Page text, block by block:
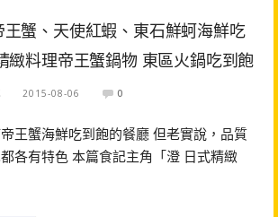
王蟹、天使紅蝦、東石鮮蚵海鮮吃
緻料理帝王蟹鍋物 東區火鍋吃到飽
2015-08-06 0
王蟹海鮮吃到飽的餐廳 但老實說，品質
各有特色 本篇食記主角「澄 日式精緻